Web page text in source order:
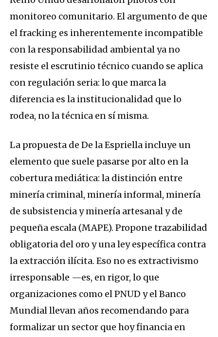
monitoreo comunitario. El argumento de que
el fracking es inherentemente incompatible
con la responsabilidad ambiental ya no
resiste el escrutinio técnico cuando se aplica
con regulación seria: lo que marca la
diferencia es la institucionalidad que lo
rodea, no la técnica en sí misma.
La propuesta de De la Espriella incluye un
elemento que suele pasarse por alto en la
cobertura mediática: la distinción entre
minería criminal, minería informal, minería
de subsistencia y minería artesanal y de
pequeña escala (MAPE). Propone trazabilidad
obligatoria del oro y una ley específica contra
la extracción ilícita. Eso no es extractivismo
irresponsable —es, en rigor, lo que
organizaciones como el PNUD y el Banco
Mundial llevan años recomendando para
formalizar un sector que hoy financia en